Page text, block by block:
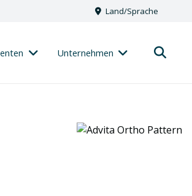
Land/Sprache
Unternehmen